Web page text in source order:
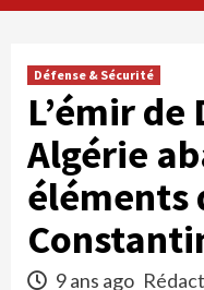
Défense & Sécurité
L’émir de
Algérie
éléments
9 ans ago